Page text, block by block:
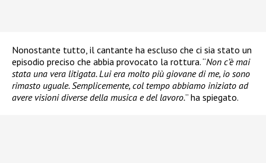
Nonostante tutto, il cantante ha escluso che ci sia stato un
episodio preciso che abbia provocato la rottura. “Non c’è mai
stata una vera litigata. Lui era molto più giovane di me, io sono
rimasto uguale. Semplicemente, col tempo abbiamo iniziato ad
avere visioni diverse della musica e del lavoro.” ha spiegato.